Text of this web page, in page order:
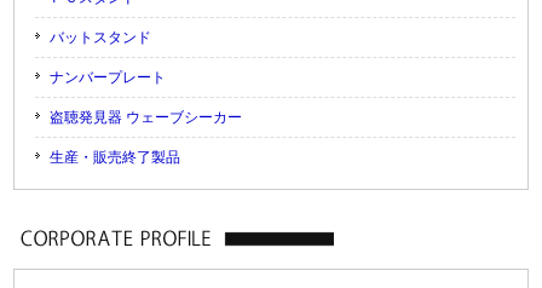
バットスタンド
ナンバープレート
盗聴発見器 ウェーブシーカー
生産・販売終了製品